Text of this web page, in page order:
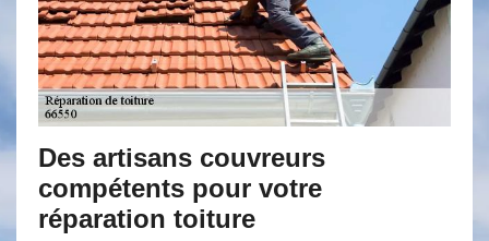
couvreurs
pour votre
toiture
La réparation
avec Brun